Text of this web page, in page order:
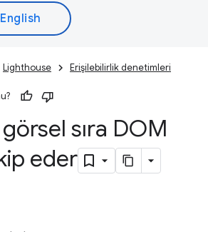
Lighthouse Erişilebilirlik denetimleri
sıra DOM
eder